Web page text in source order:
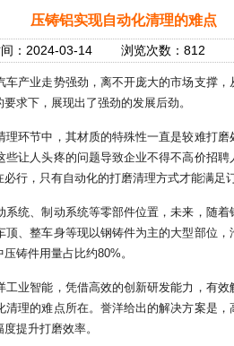
压铸铝实现自动化清理的难点
间：2024-03-14 浏览次数：812
产业走势强劲，离不开庞大的市场支撑
求下，展现出了强劲的发展后劲。
环节中，其材质的特殊性一直是较难打
让人头疼的问题导致企业不得不高价招
行，只有自动化的打磨清理方式才能满足
统、制动系统等零部件位置，未来，随
、整车身等现以钢铸件为主的大型部位
铸件用量占比约80%。
业智能，凭借高效的创新研发能力，有
理的难点所在。誉洋给出的解决方案是
提升打磨效率。